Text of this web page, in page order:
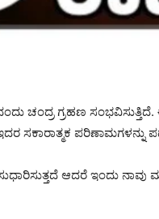
ಚಂದ್ರ ಗ್ರಹಣ
ಸಕಾರಾತ್ಮಕ ಪರಿಣಾಮಗಳನ್ನು
ಆದರೆ ಇಂದು